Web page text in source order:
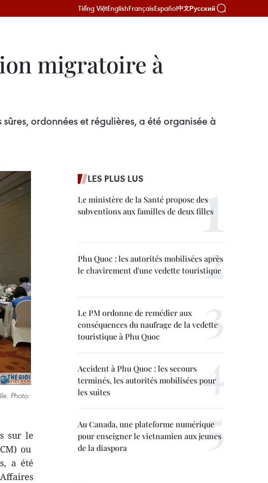
Tiếng ViệtEnglishFrançaisEspañol中文Русский
migratoire à
ordonnées et régulières, a été organisée à
Photo:
sur le
ou
a été
LES PLUS LUS
Le ministère de la Santé propose des
subventions aux familles de deux filles
Phu Quoc : les autorités mobilisées après
le chavirement d'une vedette touristique
Le PM ordonne de remédier aux
conséquences du naufrage de la vedette
touristique à Phu Quoc
Accident à Phu Quoc : les secours
terminés, les autorités mobilisées pour
les suites
Au Canada, une plateforme numérique
pour enseigner le vietnamien aux jeunes
de la diaspora